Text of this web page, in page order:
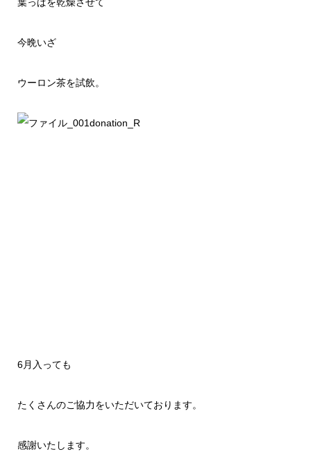
今晩いざ
ウーロン茶を試飲。
6月入っても
たくさんのご協力をいただいております。
感謝いたします。